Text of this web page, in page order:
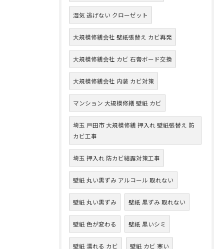
湿気 逃げない クローゼット
大規模修繕会社 壁紙張替え カビ再発
大規模修繕会社 カビ 石膏ボード交換
大規模修繕会社 内装 カビ対策
マンション 大規模修繕 壁紙 カビ
埼玉 戸田市 大規模修繕 押入れ 壁紙張替え 防
カビ工事
埼玉 押入れ 防カビ結露対策工事
壁紙 丸い黒ずみ アルコール 取れない
壁紙 丸い黒ずみ 壁紙 黒ずみ 取れない
壁紙 色が変わる 壁紙 黒いシミ
壁紙 濡れる カビ 壁紙 カビ 寒い